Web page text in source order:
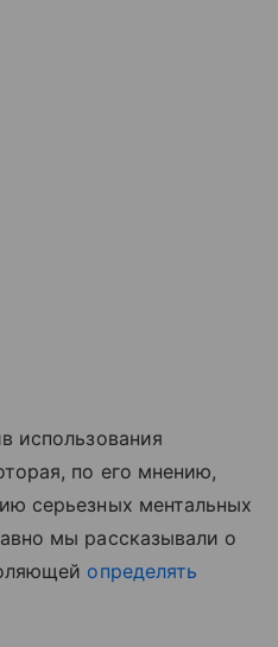
использования
по его мнению,
серьезных ментальных
мы рассказывали о
определять